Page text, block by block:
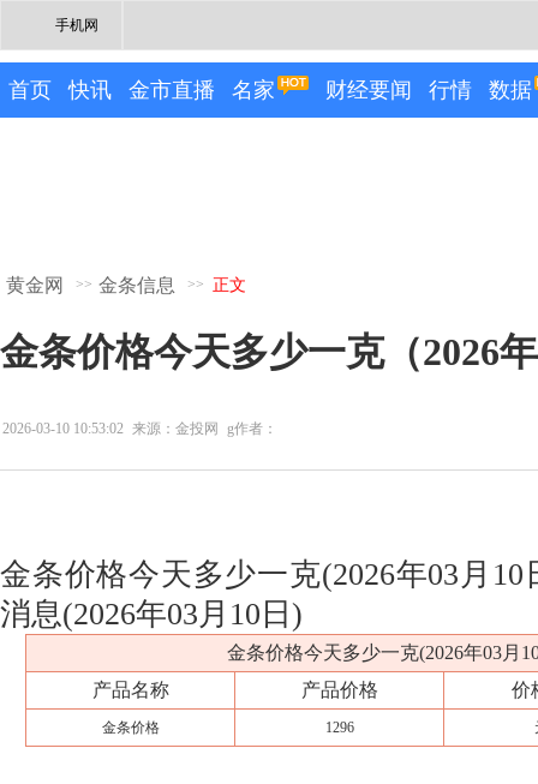
手机网
首页 快讯 金市直播 名家 财经要闻 行情 数据
黄金网 >> 金条信息 >> 正文
金条价格今天多少一克（2026
2026-03-10 10:53:02 来源：金投网 g作者：
金条价格今天多少一克(2026年03月
消息(2026年03月10日)
金条价格今天多少一克(2026年03月
产品名称
产品价格 价
金条价格 1296